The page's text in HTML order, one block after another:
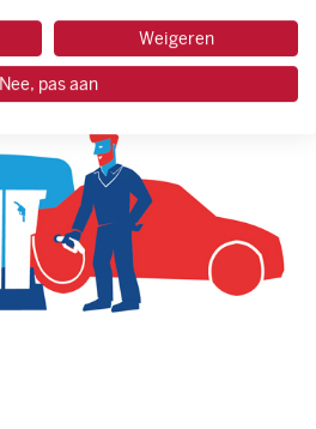
Weigeren
Nee, pas aan